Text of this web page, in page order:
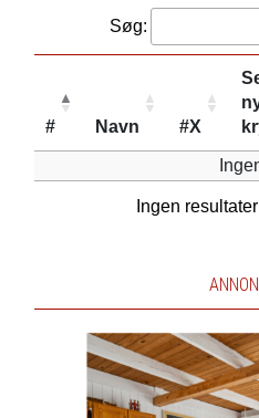
Søg:
# Navn #X
Ingen